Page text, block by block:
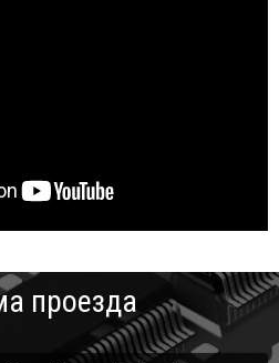
проезда